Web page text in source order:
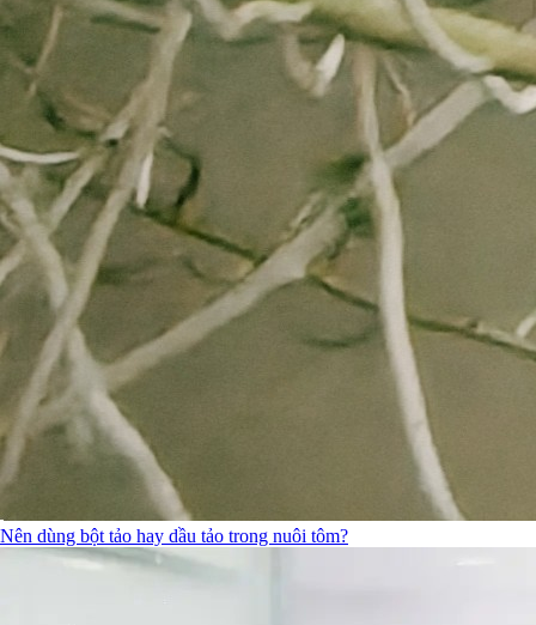
Nên dùng bột tảo hay dầu tảo trong nuôi tôm?